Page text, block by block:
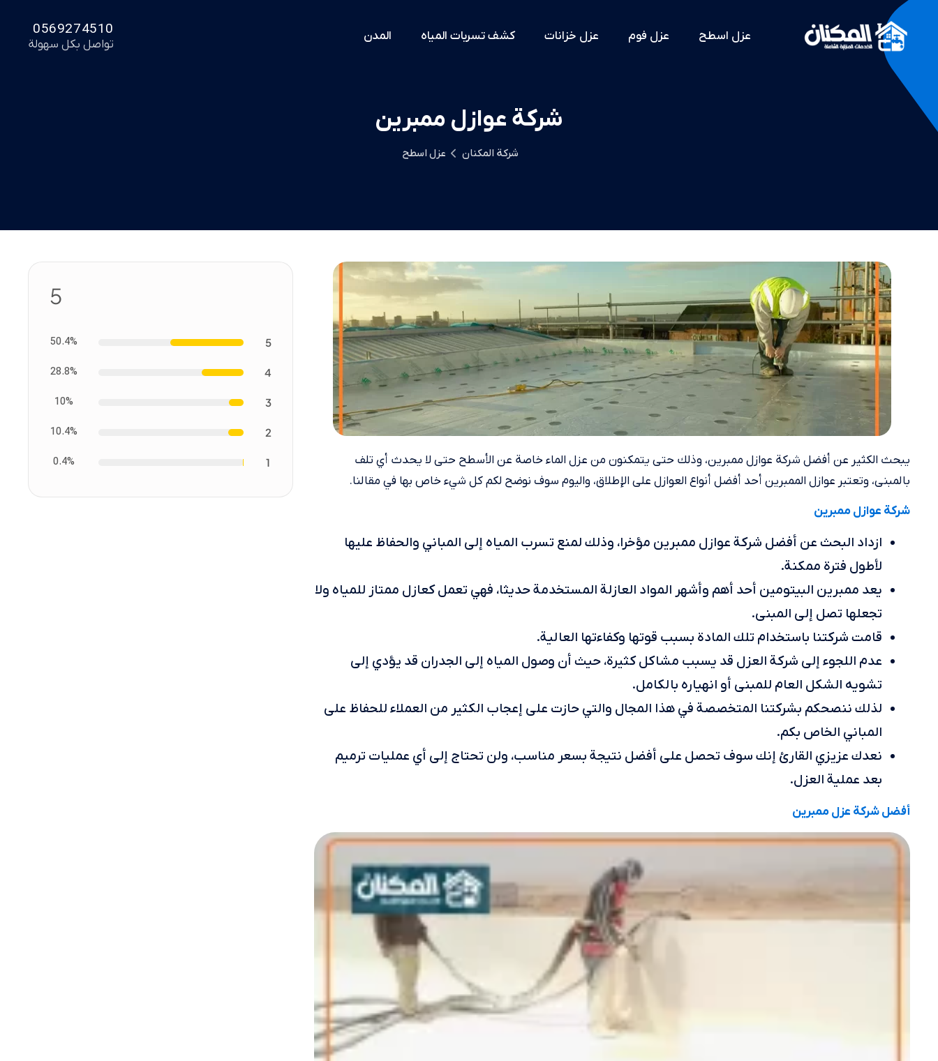
عزل اسطح عزل فوم عزل خزانات كشف تسربات المياه المدن 0569274510
تواصل بكل سهولة
شركة عوازل ممبرين
شركة المكنان عزل اسطح
يبحث الكثير عن أفضل شركة عوازل ممبرين، وذلك حتى يتمكنون من عزل الماء خاصة عن الأسطح حتى لا يحدث أي تلف
بالمبنى، وتعتبر عوازل الممبرين أحد أفضل أنواع العوازل على الإطلاق، واليوم سوف نوضح لكم كل شيء خاص بها في مقالنا.
شركة عوازل ممبرين
ازداد البحث عن أفضل شركة عوازل ممبرين مؤخرا، وذلك لمنع تسرب المياه إلى المباني والحفاظ عليها
لأطول فترة ممكنة.
يعد ممبرين البيتومين أحد أهم وأشهر المواد العازلة المستخدمة حديثا، فهي تعمل كعازل ممتاز للمياه ولا
تجعلها تصل إلى المبنى.
قامت شركتنا باستخدام تلك المادة بسبب قوتها وكفاءتها العالية.
عدم اللجوء إلى شركة العزل قد يسبب مشاكل كثيرة، حيث أن وصول المياه إلى الجدران قد يؤدي إلى
تشويه الشكل العام للمبنى أو انهياره بالكامل.
لذلك ننصحكم بشركتنا المتخصصة في هذا المجال والتي حازت على إعجاب الكثير من العملاء للحفاظ على
المباني الخاص بكم.
نعدك عزيزي القارئ إنك سوف تحصل على أفضل نتيجة بسعر مناسب، ولن تحتاج إلى أي عمليات ترميم
بعد عملية العزل.
أفضل شركة عزل ممبرين
5
5
50.4%
4
28.8%
3
10%
2
10.4%
1
0.4%